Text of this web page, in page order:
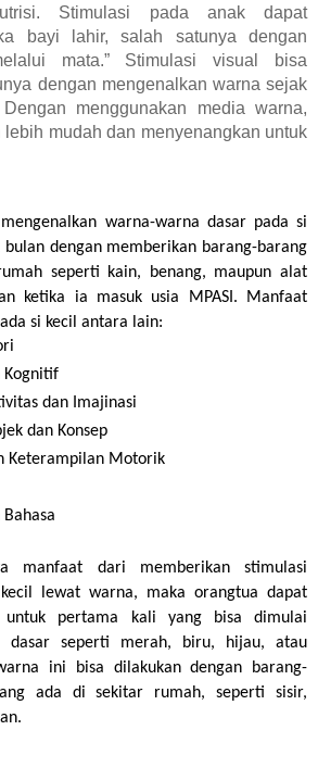
Stimulasi pada anak dapat
bayi lahir, salah satunya dengan
mata.” Stimulasi visual bisa
dengan mengenalkan warna sejak
menggunakan media warna,
mudah dan menyenangkan untuk
warna-warna dasar pada si
dengan memberikan barang-barang
seperti kain, benang, maupun alat
ketika ia masuk usia MPASI. Manfaat
si kecil antara lain:
Kognitif
dan Imajinasi
dan Konsep
Keterampilan Motorik
manfaat dari memberikan stimulasi
lewat warna, maka orangtua dapat
untuk pertama kali yang bisa dimulai
dasar seperti merah, biru, hijau, atau
ini bisa dilakukan dengan barang-
ada di sekitar rumah, seperti sisir,